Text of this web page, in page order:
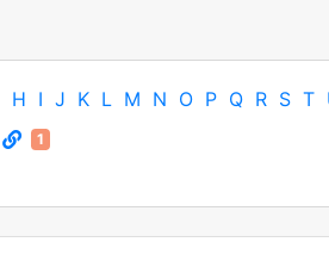
H I J K L M N O P Q R S T
1